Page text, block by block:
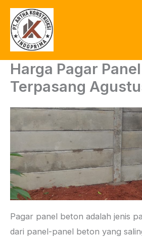
Lewati
konten
Harga Pagar
Terpasang
Pagar panel beton adalah jenis
dari panel-panel beton yang